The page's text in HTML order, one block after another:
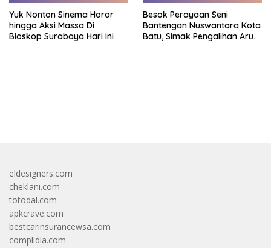
Yuk Nonton Sinema Horor
hingga Aksi Massa Di
Bioskop Surabaya Hari Ini
Besok Perayaan Seni
Bantengan Nuswantara Kota
Batu, Simak Pengalihan Arus
eldesigners.com
cheklani.com
totodal.com
apkcrave.com
bestcarinsurancewsa.com
complidia.com